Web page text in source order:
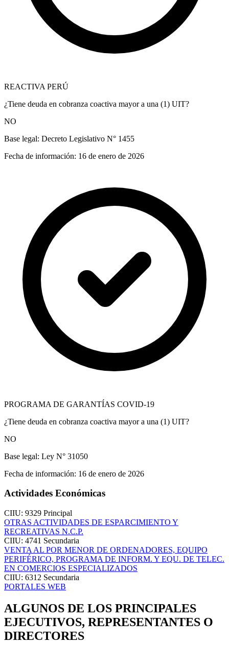
REACTIVA PERÚ
¿Tiene deuda en cobranza coactiva mayor a una (1) UIT?
NO
Base legal: Decreto Legislativo N° 1455
Fecha de información: 16 de enero de 2026
PROGRAMA DE GARANTÍAS COVID-19
¿Tiene deuda en cobranza coactiva mayor a una (1) UIT?
NO
Base legal: Ley N° 31050
Fecha de información: 16 de enero de 2026
Actividades Económicas
CIIU: 9329 Principal
OTRAS ACTIVIDADES DE ESPARCIMIENTO Y
RECREATIVAS N.C.P.
CIIU: 4741 Secundaria
VENTA AL POR MENOR DE ORDENADORES, EQUIPO
PERIFÉRICO, PROGRAMA DE INFORM. Y EQU. DE TELEC.
EN COMERCIOS ESPECIALIZADOS
CIIU: 6312 Secundaria
PORTALES WEB
ALGUNOS DE LOS PRINCIPALES
EJECUTIVOS, REPRESENTANTES O
DIRECTORES